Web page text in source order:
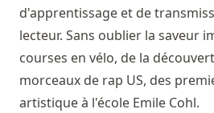
d'apprentissage et de
lecteur. Sans oublier la saveur
courses en vélo, de la
morceaux de rap US, des
artistique à l'école Emile Cohl.